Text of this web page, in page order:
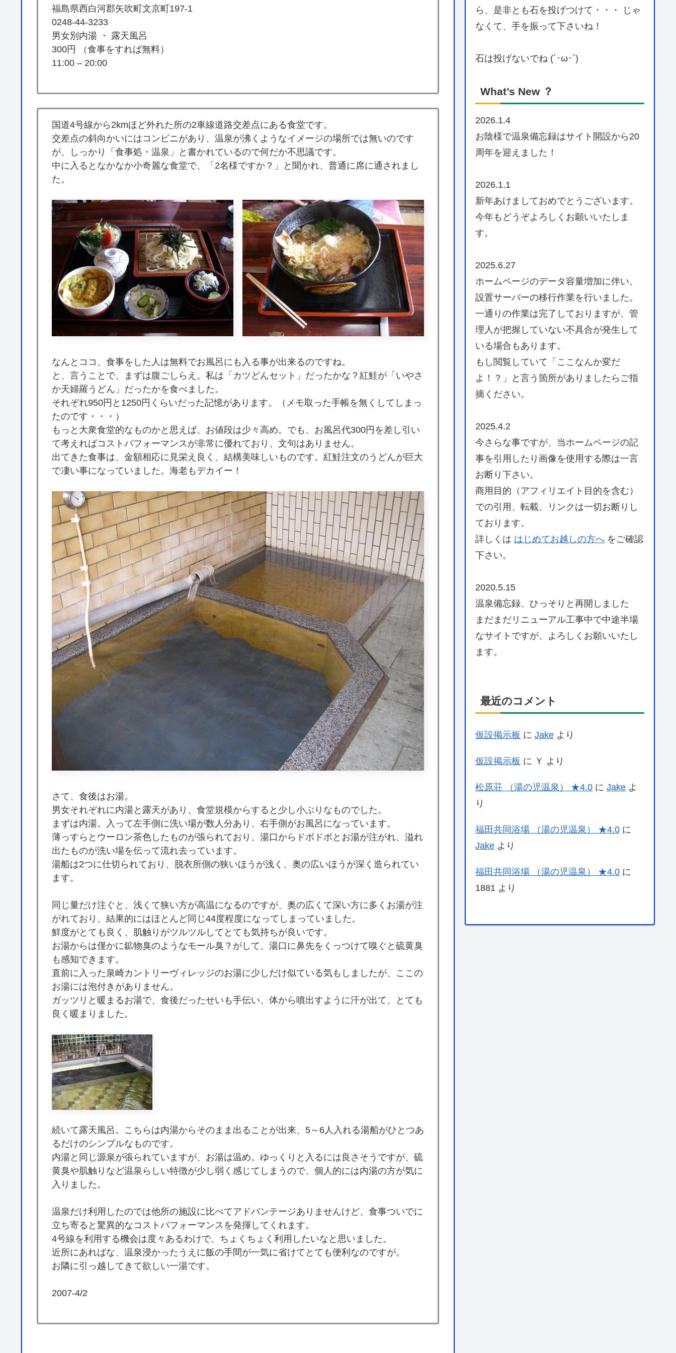
福島県西白河郡矢吹町文京町197-1
0248-44-3233
男女別内湯 ・ 露天風呂
300円 （食事をすれば無料）
11:00 – 20:00
国道4号線から2kmほど外れた所の2車線道路交差点にある食堂です。
交差点の斜向かいにはコンビニがあり、温泉が沸くようなイメージの場所では無いのです
が、しっかり「食事処・温泉」と書かれているので何だか不思議です。
中に入るとなかなか小奇麗な食堂で、「2名様ですか？」と聞かれ、普通に席に通されまし
た。
なんとココ、食事をした人は無料でお風呂にも入る事が出来るのですね。
と、言うことで、まずは腹ごしらえ。私は「カツどんセット」だったかな？紅鮭が「いやさ
か天婦羅うどん」だったかを食べました。
それぞれ950円と1250円くらいだった記憶があります。（メモ取った手帳を無くしてしまっ
たのです・・・）
もっと大衆食堂的なものかと思えば、お値段は少々高め。でも、お風呂代300円を差し引い
て考えればコストパフォーマンスが非常に優れており、文句はありません。
出てきた食事は、金額相応に見栄え良く、結構美味しいものです。紅鮭注文のうどんが巨大
で凄い事になっていました。海老もデカイー！
さて、食後はお湯。
男女それぞれに内湯と露天があり、食堂規模からすると少し小ぶりなものでした。
まずは内湯。入って左手側に洗い場が数人分あり、右手側がお風呂になっています。
薄っすらとウーロン茶色したものが張られており、湯口からドボドボとお湯が注がれ、溢れ
出たものが洗い場を伝って流れ去っています。
湯船は2つに仕切られており、脱衣所側の狭いほうが浅く、奥の広いほうが深く造られてい
ます。
同じ量だけ注ぐと、浅くて狭い方が高温になるのですが、奥の広くて深い方に多くお湯が注
がれており、結果的にはほとんど同じ44度程度になってしまっていました。
鮮度がとても良く、肌触りがツルツルしてとても気持ちが良いです。
お湯からは僅かに鉱物臭のようなモール臭？がして、湯口に鼻先をくっつけて嗅ぐと硫黄臭
も感知できます。
直前に入った泉崎カントリーヴィレッジのお湯に少しだけ似ている気もしましたが、ここの
お湯には泡付きがありません。
ガッツリと暖まるお湯で、食後だったせいも手伝い、体から噴出すように汗が出て、とても
良く暖まりました。
続いて露天風呂。こちらは内湯からそのまま出ることが出来、5～6人入れる湯船がひとつあ
るだけのシンプルなものです。
内湯と同じ源泉が張られていますが、お湯は温め。ゆっくりと入るには良さそうですが、硫
黄臭や肌触りなど温泉らしい特徴が少し弱く感じてしまうので、個人的には内湯の方が気に
入りました。
温泉だけ利用したのでは他所の施設に比べてアドバンテージありませんけど、食事ついでに
立ち寄ると驚異的なコストパフォーマンスを発揮してくれます。
4号線を利用する機会は度々あるわけで、ちょくちょく利用したいなと思いました。
近所にあればな、温泉浸かったうえに飯の手間が一気に省けてとても便利なのですが。
お隣に引っ越してきて欲しい一湯です。
2007-4/2
ら、是非とも石を投げつけて・・・ じゃ
なくて、手を振って下さいね！
石は投げないでね (´･ω･`)
What’s New ？
2026.1.4
お陰様で温泉備忘録はサイト開設から20
周年を迎えました！
2026.1.1
新年あけましておめでとうございます。
今年もどうぞよろしくお願いいたしま
す。
2025.6.27
ホームページのデータ容量増加に伴い、
設置サーバーの移行作業を行いました。
一通りの作業は完了しておりますが、管
理人が把握していない不具合が発生して
いる場合もあります。
もし閲覧していて「ここなんか変だ
よ！？」と言う箇所がありましたらご指
摘ください。
2025.4.2
今さらな事ですが、当ホームページの記
事を引用したり画像を使用する際は一言
お断り下さい。
商用目的（アフィリエイト目的を含む）
での引用、転載、リンクは一切お断りし
ております。
詳しくは はじめてお越しの方へ をご確認
下さい。
2020.5.15
温泉備忘録、ひっそりと再開しました
まだまだリニューアル工事中で中途半場
なサイトですが、よろしくお願いいたし
ます。
最近のコメント
仮設掲示板 に Jake より
仮設掲示板 に Ｙ より
松原荘 （湯の児温泉） ★4.0 に Jake よ
り
福田共同浴場 （湯の児温泉） ★4.0 に
Jake より
福田共同浴場 （湯の児温泉） ★4.0 に
1881 より